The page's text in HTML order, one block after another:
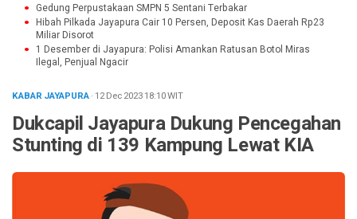
Gedung Perpustakaan SMPN 5 Sentani Terbakar
Hibah Pilkada Jayapura Cair 10 Persen, Deposit Kas Daerah Rp23
Miliar Disorot
1 Desember di Jayapura: Polisi Amankan Ratusan Botol Miras
Ilegal, Penjual Ngacir
KABAR JAYAPURA· 12 Dec 202318:10WIT
Dukcapil Jayapura Dukung Pencegahan
Stunting di 139 Kampung Lewat KIA